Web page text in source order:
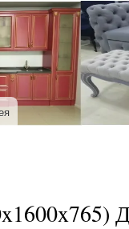
содержанию